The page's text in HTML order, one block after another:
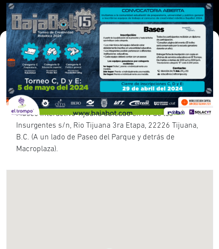
Dónde y Cuándo
dom 5 may 2024 • 11:00 am
Lugar
El evento se realizará en las instalaciones de El Trompo,
Museo Interactivo Tijuana ubicado en Av de los
Insurgentes s/n, Rio Tijuana 3ra Etapa, 22226 Tijuana,
B.C. (A un lado de Paseo del Parque y detrás de
Macroplaza).